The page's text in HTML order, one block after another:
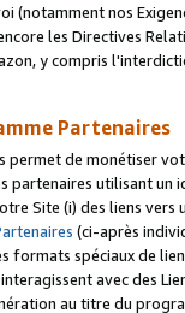
(notamment nos
les Directives
y compris
Partenaires
permet de monétiser
partenaires utilisant un
Site (i) des liens vers
(ci-après
formats spéciaux de
avec des
au titre du